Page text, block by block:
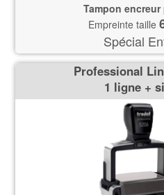
Tampon
Empreinte taille
Spécial
Professional
1 ligne +